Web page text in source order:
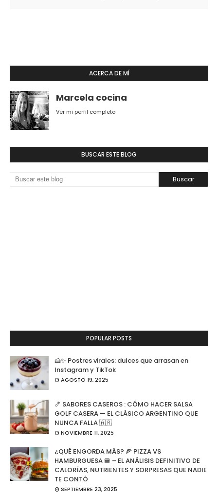
ACERCA DE MÍ
Marcela cocina
Ver mi perfil completo
BUSCAR ESTE BLOG
POPULAR POSTS
🍰✨ Postres virales: dulces que arrasan en
Instagram y TikTok
AGOSTO 19, 2025
🍤 SABORES CASEROS : CÓMO HACER SALSA
GOLF CASERA — EL CLÁSICO ARGENTINO QUE
NUNCA FALLA 🇦🇷
NOVIEMBRE 11, 2025
¿QUÉ ENGORDA MÁS? 🍕 PIZZA VS
HAMBURGUESA 🍔 – EL ANÁLISIS DEFINITIVO DE
CALORÍAS, NUTRIENTES Y SORPRESAS QUE NADIE
TE CONTÓ
SEPTIEMBRE 23, 2025